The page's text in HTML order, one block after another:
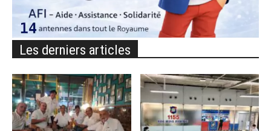
Les derniers articles